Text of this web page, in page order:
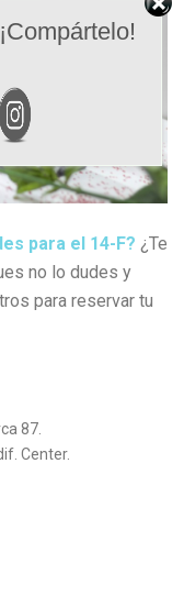
para el 14-F? ¿Te
no lo dudes y
para reservar tu
87.
Center.